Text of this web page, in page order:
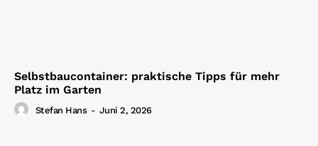
Selbstbaucontainer: praktische Tipps für mehr
Platz im Garten
Stefan Hans - Juni 2, 2026